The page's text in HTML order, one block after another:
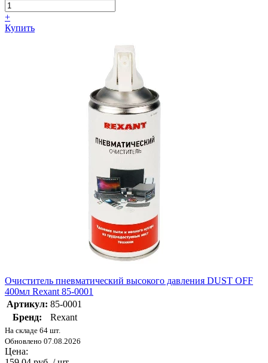
+
Купить
Очиститель пневматический высокого давления DUST OFF
400мл Rexant 85-0001
Артикул: 85-0001
Бренд:
Rexant
На складе 64 шт.
Обновлено 07.08.2026
Цена: